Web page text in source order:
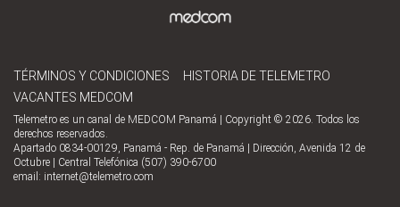
TÉRMINOS Y CONDICIONES
HISTORIA DE TELEMETRO
VACANTES MEDCOM
Telemetro es un canal de MEDCOM Panamá | Copyright © 2026. Todos los
derechos reservados.
Apartado 0834-00129, Panamá - Rep. de Panamá | Dirección, Avenida 12 de
Octubre | Central Telefónica (507) 390-6700
email: internet@telemetro.com